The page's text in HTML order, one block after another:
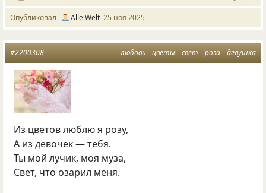
Опубликовал Alle Welt 25 ноя 2025
любовь цветы свет роза девушка
#2200308
Из цветов люблю я розу,
А из девочек — тебя.
Ты мой лучик, моя муза,
Свет, что озарил меня.